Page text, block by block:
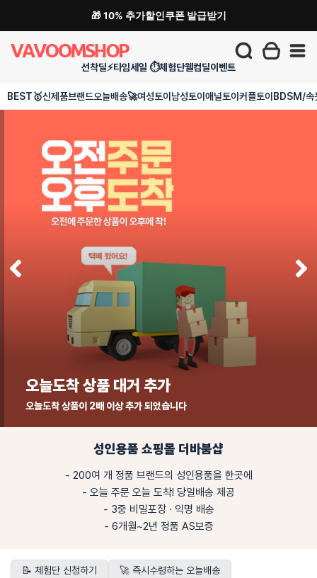
🎁 10% 추가할인쿠폰 발급받기
선착딜⚡타임세일 ⏱️체험단웰컴딜이벤트
BEST🥇신제품브랜드오늘배송🚀여성토이 남성토이 애널토이 커플토이 BDSM/속
텐가 수량 할인 이벤트
최대 10% 가격 할인
성인용품 쇼핑몰 더바붐샵
- 200여 개 정품 브랜드의 성인용품을 한곳에
- 오늘 주문 오늘 도착! 당일배송 제공
- 3중 비밀포장 · 익명 배송
- 6개월~2년 정품 AS보증
📝 체험단 신청하기
🚀 즉시수령하는 오늘배송